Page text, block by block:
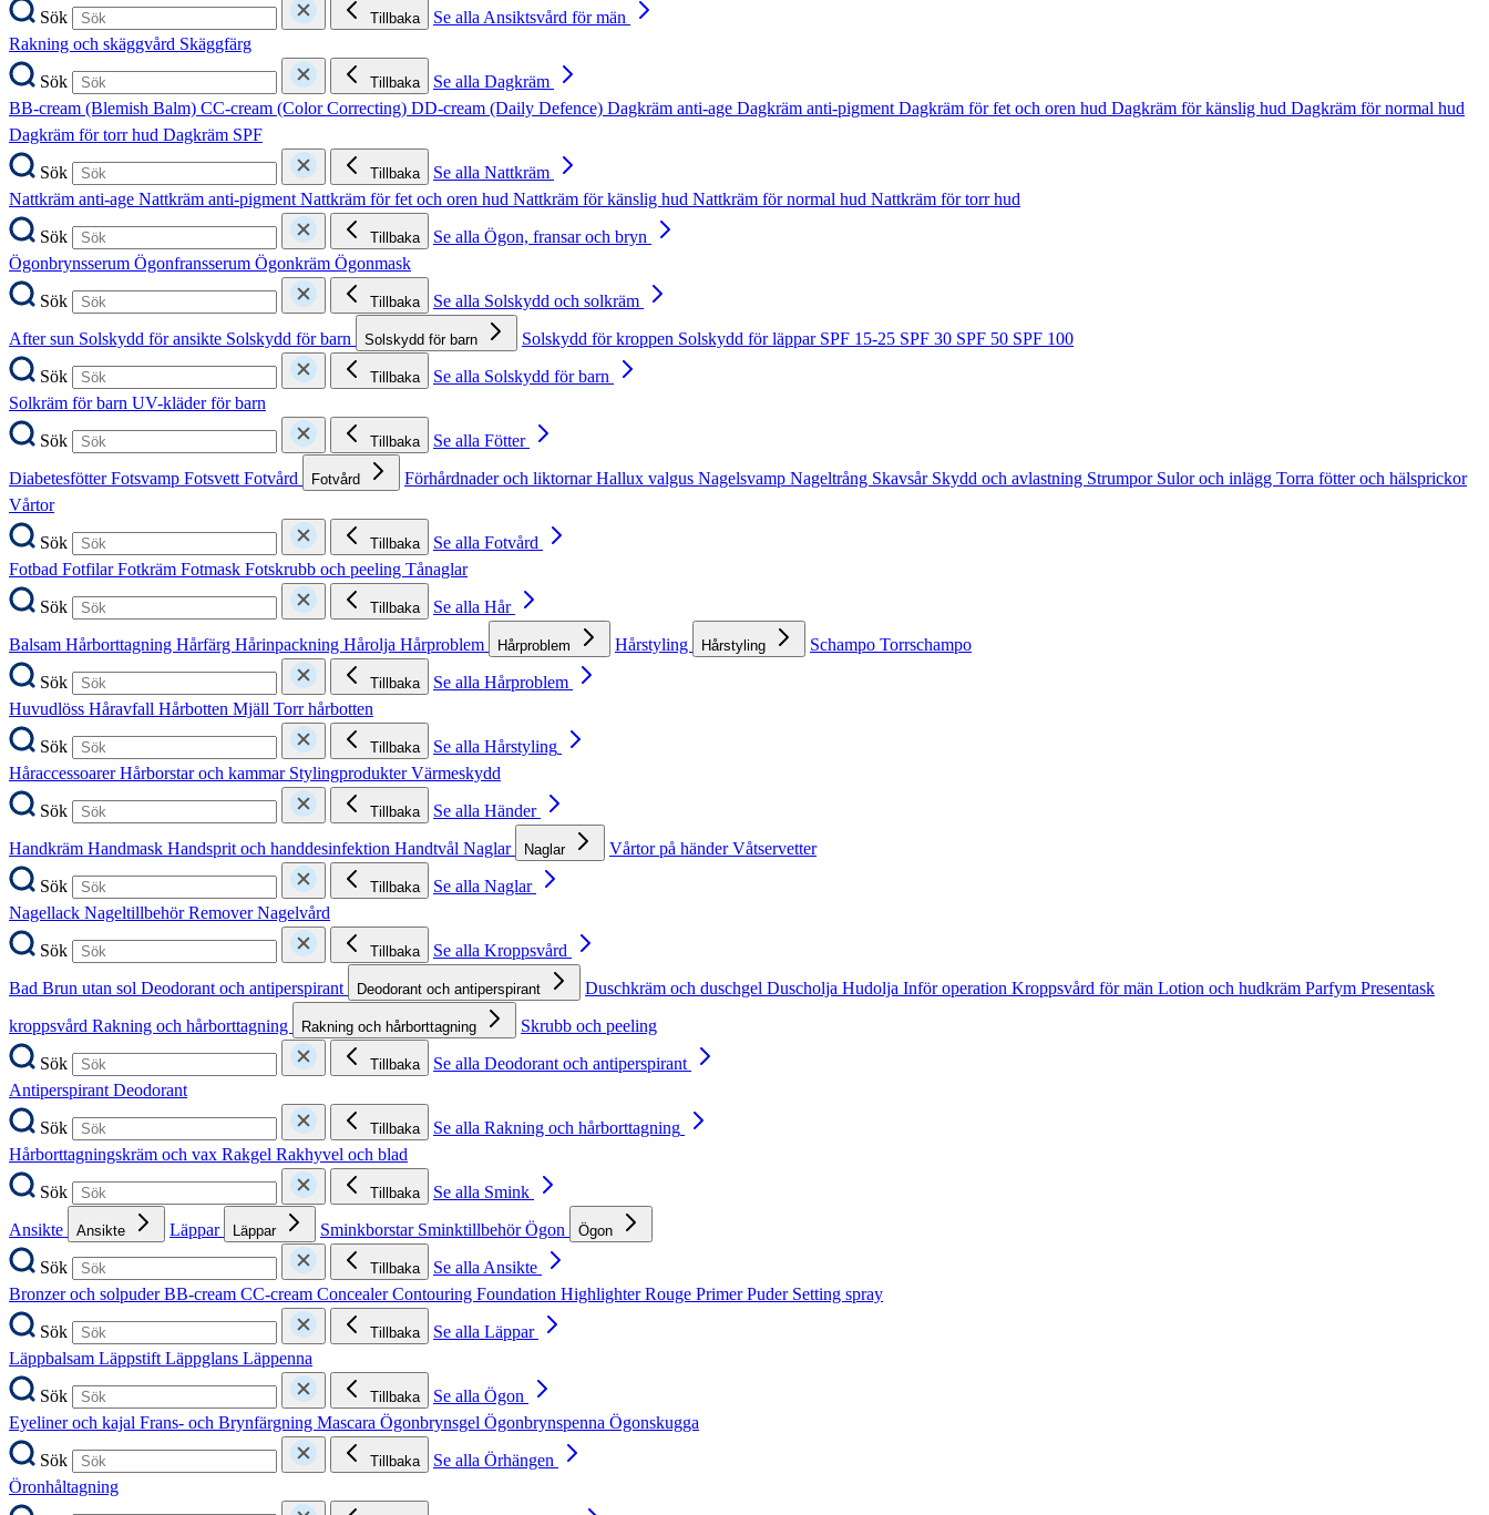
Sök
Tillbaka
Se alla Ansiktsvård för män
Rakning och skäggvård Skäggfärg
Sök
Tillbaka
Se alla Dagkräm
BB-cream (Blemish Balm) CC-cream (Color Correcting) DD-cream (Daily Defence) Dagkräm anti-age Dagkräm anti-pigment Dagkräm för fet och oren hud Dagkräm för känslig hud Dagkräm för normal hud
Dagkräm för torr hud Dagkräm SPF
Sök
Tillbaka
Se alla Nattkräm
Nattkräm anti-age Nattkräm anti-pigment Nattkräm för fet och oren hud Nattkräm för känslig hud Nattkräm för normal hud Nattkräm för torr hud
Sök
Tillbaka
Se alla Ögon, fransar och bryn
Ögonbrynsserum Ögonfransserum Ögonkräm Ögonmask
Sök
Tillbaka
Se alla Solskydd och solkräm
After sun Solskydd för ansikte Solskydd för barn Solskydd för barn Solskydd för kroppen Solskydd för läppar SPF 15-25 SPF 30 SPF 50 SPF 100
Sök
Tillbaka
Se alla Solskydd för barn
Solkräm för barn UV-kläder för barn
Sök
Tillbaka
Se alla Fötter
DiabetesfötterFotsvamp Fotsvett Fotvård Fotvård Förhårdnader och liktornarHallux valgus Nagelsvamp Nageltrång Skavsår Skydd och avlastning Strumpor Sulor och inlägg Torra fötter och hälsprickor
Vårtor
Sök
Tillbaka
Se alla Fotvård
Fotbad FotfilarFotkräm Fotmask Fotskrubb och peeling Tånaglar
Sök
Tillbaka
Se alla Hår
Balsam Hårborttagning Hårfärg Hårinpackning Hårolja Hårproblem Hårproblem Hårstyling Hårstyling Schampo Torrschampo
Sök
Tillbaka
Se alla Hårproblem
Huvudlöss Håravfall Hårbotten Mjäll Torr hårbotten
Sök
Tillbaka
Se alla Hårstyling
HåraccessoarerHårborstar och kammar StylingprodukterVärmeskydd
Sök
Tillbaka
Se alla Händer
Handkräm Handmask Handsprit och handdesinfektion Handtvål Naglar Naglar Vårtor på händerVåtservetter
Sök
Tillbaka
Se alla Naglar
Nagellack NageltillbehörRemoverNagelvård
Sök
Tillbaka
Se alla Kroppsvård
Bad Brun utan sol Deodorant och antiperspirant Deodorant och antiperspirant Duschkräm och duschgel Duscholja Hudolja Inför operation Kroppsvård för män Lotion och hudkräm Parfym Presentask
kroppsvård Rakning och hårborttagning Rakning och hårborttagning
Skrubb och peeling
Sök
Tillbaka
Se alla Deodorant och antiperspirant
Antiperspirant Deodorant
Sök
Tillbaka
Se alla Rakning och hårborttagning
Hårborttagningskräm och vax Rakgel Rakhyvel och blad
Sök
Tillbaka
Se alla Smink
Ansikte
Ansikte Läppar Läppar Sminkborstar SminktillbehörÖgon Ögon
Sök Tillbaka
Se alla Ansikte
Bronzer och solpuderBB-cream CC-cream ConcealerContouring Foundation HighlighterRouge PrimerPuder Setting spray
Sök
Tillbaka
Se alla Läppar
Läppbalsam Läppstift Läppglans Läppenna
Sök
Tillbaka
Se alla Ögon
Eyeliner och kajal Frans- och Brynfärgning Mascara Ögonbrynsgel Ögonbrynspenna Ögonskugga
Sök
Tillbaka
Se alla Örhängen
Öronhåltagning